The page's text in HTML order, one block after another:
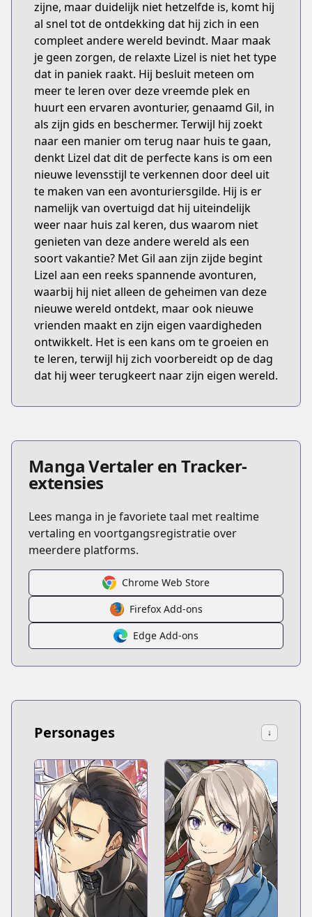
zijne, maar duidelijk niet hetzelfde is, komt hij
al snel tot de ontdekking dat hij zich in een
compleet andere wereld bevindt. Maar maak
je geen zorgen, de relaxte Lizel is niet het type
dat in paniek raakt. Hij besluit meteen om
meer te leren over deze vreemde plek en
huurt een ervaren avonturier, genaamd Gil, in
als zijn gids en beschermer. Terwijl hij zoekt
naar een manier om terug naar huis te gaan,
denkt Lizel dat dit de perfecte kans is om een
nieuwe levensstijl te verkennen door deel uit
te maken van een avonturiersgilde. Hij is er
namelijk van overtuigd dat hij uiteindelijk
weer naar huis zal keren, dus waarom niet
genieten van deze andere wereld als een
soort vakantie? Met Gil aan zijn zijde begint
Lizel aan een reeks spannende avonturen,
waarbij hij niet alleen de geheimen van deze
nieuwe wereld ontdekt, maar ook nieuwe
vrienden maakt en zijn eigen vaardigheden
ontwikkelt. Het is een kans om te groeien en
te leren, terwijl hij zich voorbereidt op de dag
dat hij weer terugkeert naar zijn eigen wereld.
Manga Vertaler en Tracker-
extensies
Lees manga in je favoriete taal met realtime
vertaling en voortgangsregistratie over
meerdere platforms.
Chrome Web Store
Firefox Add-ons
Edge Add-ons
Personages ↓